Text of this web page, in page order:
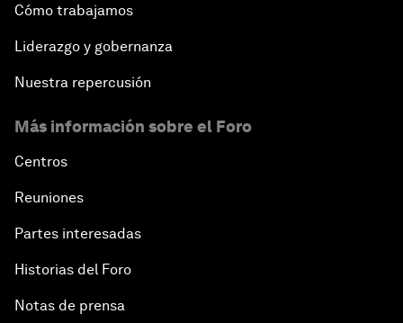
Cómo trabajamos
Liderazgo y gobernanza
Nuestra repercusión
Más información sobre el Foro
Centros
Reuniones
Partes interesadas
Historias del Foro
Notas de prensa